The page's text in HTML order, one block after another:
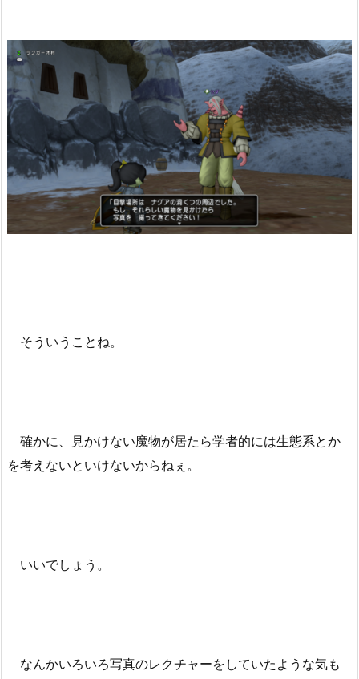
そういうことね。
確かに、見かけない魔物が居たら学者的には生態系とか
を考えないといけないからねぇ。
いいでしょう。
なんかいろいろ写真のレクチャーをしていたような気も